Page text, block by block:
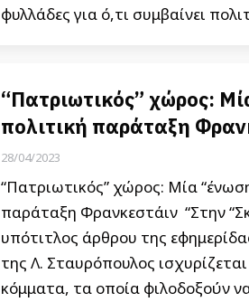
φυλλάδες για ό,τι συμβαίνει
“Πατριωτικός” χώρος:
πολιτική παράταξη
28/04/2023
“Πατριωτικός” χώρος: Μία
παράταξη Φρανκεστάιν “Στην
υπότιτλος άρθρου της
της Λ. Σταυρόπουλος
κόμματα, τα οποία φιλοδοξούν